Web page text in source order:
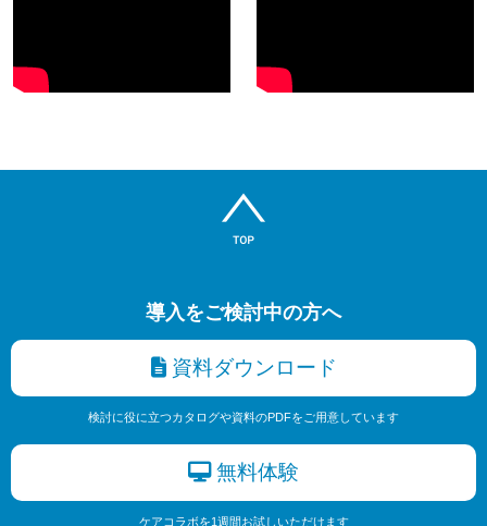
導入をご検討中の方へ
資料ダウンロード
検討に役に立つカタログや資料のPDFをご用意しています
無料体験
ケアコラボを1週間お試しいただけます